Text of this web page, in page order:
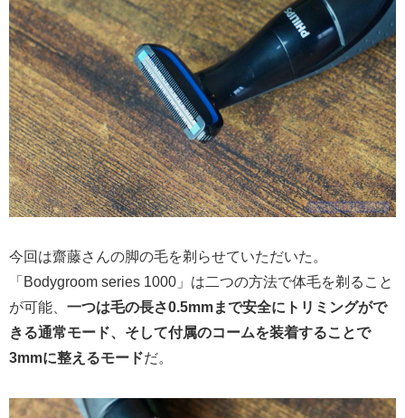
今回は齋藤さんの脚の毛を剃らせていただいた。
「Bodygroom series 1000」は二つの方法で体毛を剃ること
が可能、 一つは毛の長さ0.5mmまで安全にトリミングがで
きる通常モード、そして付属のコームを装着することで
3mmに整えるモードだ。